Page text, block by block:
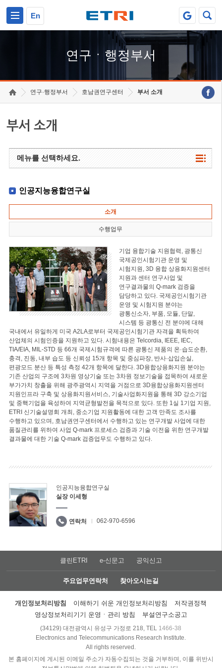
En
연구ㆍ행정부서
연구·행정부서 호남권연구센터 부서 소개
부서 소개
메뉴를 선택하세요.
인공지능융합연구실
소개
수행업무
기업 융합기술 지원협력, 광통신
국제공인시험기관 운영 및
시험지원, 3D 융합 상용화지원센터
지원과 센터 연구사업 및
연구결과물의 Q-mark 검증을
담당하고 있다. 국제공인시험기관
운영 및 시험지원 분야는
광통신소자, 부품, 모듈, 단말,
시스템 등 광통신 전 분야에 대해
국내에서 유일하게 미국 A2LA로부터 국제공인시험기관 자격을 획득하여
산업체의 시험인증을 지원하고 있다. 시험내용은 Telcordia, IEEE, IEC,
TIA/EIA, MIL-STD 등 66개 국제시험규격에 따른 광통신 제품의 온·습도순환,
충격, 진동, 내부 습도 등 신뢰성 15개 항목 및 중심파장, 반사·삽입손실,
편광모드 분산 등 특성 측정 42개 항목에 달한다. 3D융합상용화지원 분야는
기존 산업의 구조에 3차원 영상기술 또는 3차원 정보기술을 접목하여 새로운
부가가치 창출을 위해 광주광역시 지역을 거점으로 3D융합상용화지원센터
지원인프라 구축 및 상용화지원서비스, 기술사업화지원을 통해 3D 강소기업
및 중핵기업을 육성하여 지역균형발전을 목적으로 있다. 또한 1실 1기업 지원,
ETRI 신기술설명회 개최, 중소기업 지원활동에 대한 고객 만족도 조사를
수행하고 있으며, 호남권연구센터에서 수행하고 있는 연구개발 사업에 대한
품질관리를 위하여 사업 Q-mark 프로세스 검증과 기술 이전을 위한 연구개발
결과물에 대한 기술 Q-mark 검증업무도 수행하고 있다.
인공지능융합연구실
실장 이세형
연락처 062-970-6596
클린ETRI e-신문고 공익신고
주요업무연락처 찾아오시는길
개인정보처리방침 이해하기 쉬운 개인정보처리방침
저작권정책
영상정보처리기기 운영ㆍ관리 방침
부설연구소공고
(34129) 대전광역시 유성구 가정로 218, TEL 1466-38
Electronics and Telecommunications Research Institute.
All rights reserved.
본 홈페이지에 게시된 이메일 주소가 자동수집되는 것을 거부하며, 이를 위반시